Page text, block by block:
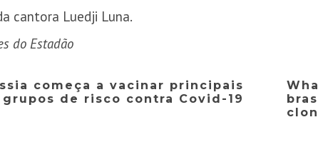
cantora Luedji Luna.
do Estadão
começa a vacinar principais
grupos de risco contra Covid-19